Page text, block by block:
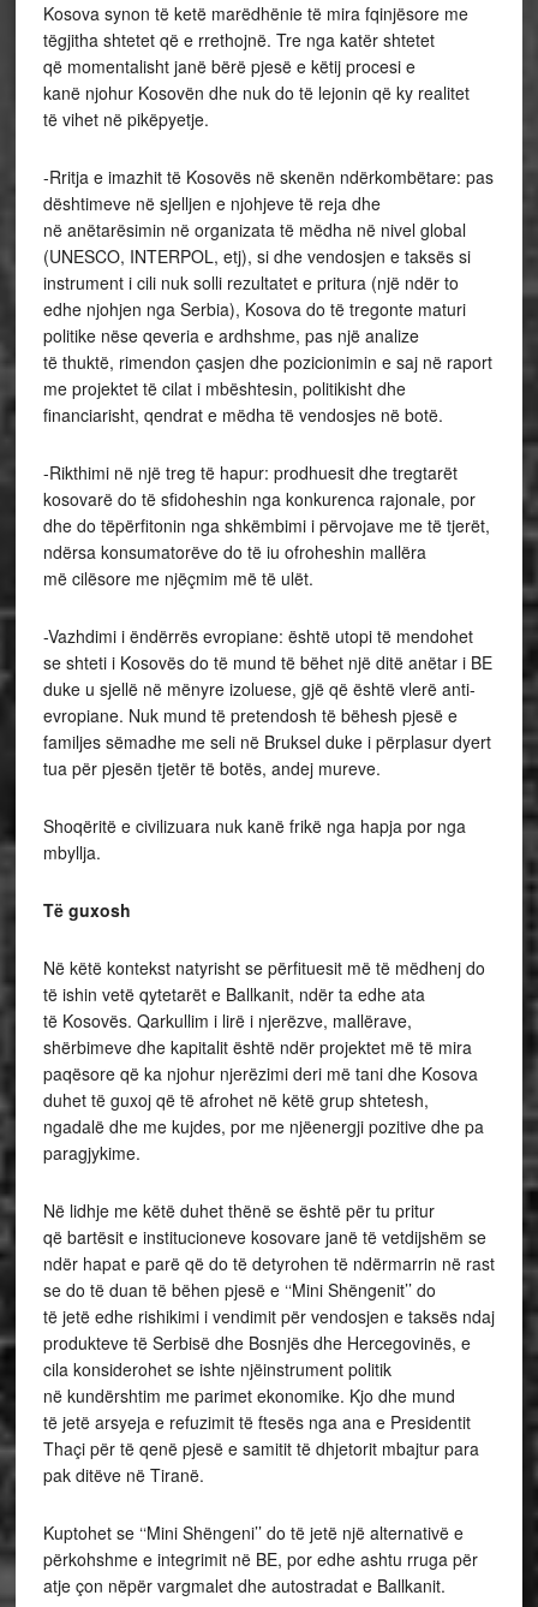
Kosova synon të ketë marëdhënie të mira fqinjësore me
tëgjitha shtetet që e rrethojnë. Tre nga katër shtetet
që momentalisht janë bërë pjesë e këtij procesi e
kanë njohur Kosovën dhe nuk do të lejonin që ky realitet
të vihet në pikëpyetje.
-Rritja e imazhit të Kosovës në skenën ndërkombëtare: pas
dështimeve në sjelljen e njohjeve të reja dhe
në anëtarësimin në organizata të mëdha në nivel global
(UNESCO, INTERPOL, etj), si dhe vendosjen e taksës si
instrument i cili nuk solli rezultatet e pritura (një ndër to
edhe njohjen nga Serbia), Kosova do të tregonte maturi
politike nëse qeveria e ardhshme, pas një analize
të thuktë, rimendon çasjen dhe pozicionimin e saj në raport
me projektet të cilat i mbështesin, politikisht dhe
financiarisht, qendrat e mëdha të vendosjes në botë.
-Rikthimi në një treg të hapur: prodhuesit dhe tregtarët
kosovarë do të sfidoheshin nga konkurenca rajonale, por
dhe do tëpërfitonin nga shkëmbimi i përvojave me të tjerët,
ndërsa konsumatorëve do të iu ofroheshin mallëra
më cilësore me njëçmim më të ulët.
-Vazhdimi i ëndërrës evropiane: është utopi të mendohet
se shteti i Kosovës do të mund të bëhet një ditë anëtar i BE
duke u sjellë në mënyre izoluese, gjë që është vlerë anti-
evropiane. Nuk mund të pretendosh të bëhesh pjesë e
familjes sëmadhe me seli në Bruksel duke i përplasur dyert
tua për pjesën tjetër të botës, andej mureve.
Shoqëritë e civilizuara nuk kanë frikë nga hapja por nga
mbyllja.
Tëguxosh
Në këtë kontekst natyrisht se përfituesit më të mëdhenj do
të ishin vetë qytetarët e Ballkanit, ndër ta edhe ata
të Kosovës. Qarkullim i lirë i njerëzve, mallërave,
shërbimeve dhe kapitalit është ndër projektet më të mira
paqësore që ka njohur njerëzimi deri më tani dhe Kosova
duhet të guxoj që të afrohet në këtë grup shtetesh,
ngadalë dhe me kujdes, por me njëenergji pozitive dhe pa
paragjykime.
Në lidhje me këtë duhet thënë se është për tu pritur
që bartësit e institucioneve kosovare janë të vetdijshëm se
ndër hapat e parë që do të detyrohen të ndërmarrin në rast
se do të duan të bëhen pjesë e ‘‘Mini Shëngenit’’ do
të jetë edhe rishikimi i vendimit për vendosjen e taksës ndaj
produkteve të Serbisë dhe Bosnjës dhe Hercegovinës, e
cila konsiderohet se ishte njëinstrument politik
në kundërshtim me parimet ekonomike. Kjo dhe mund
të jetë arsyeja e refuzimit të ftesës nga ana e Presidentit
Thaçi për të qenë pjesë e samitit të dhjetorit mbajtur para
pak ditëve në Tiranë.
Kuptohet se ‘‘Mini Shëngeni’’ do të jetë një alternativë e
përkohshme e integrimit në BE, por edhe ashtu rruga për
atje çon nëpër vargmalet dhe autostradat e Ballkanit.